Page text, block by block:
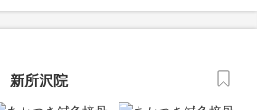
新所沢院